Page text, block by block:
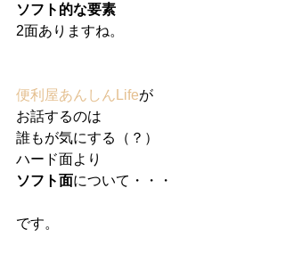
ソフト的な要素
2面ありますね。
便利屋あんしんLifeが
お話するのは
誰もが気にする（？）
ハード面より
ソフト面について・・・
です。